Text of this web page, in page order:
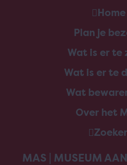
Home
Plan je
Wat is er te
Wat is er te
Wat
Over het
MAS | MUSEUM